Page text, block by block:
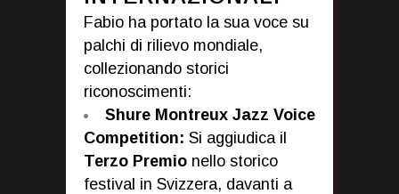
Fabio ha portato la sua voce su
palchi di rilievo mondiale,
collezionando storici
riconoscimenti:
Shure Montreux Jazz Voice
Competition: Si aggiudica il
Terzo Premio nello storico
festival in Svizzera, davanti a